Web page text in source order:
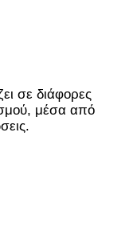
σε διάφορες
μέσα από